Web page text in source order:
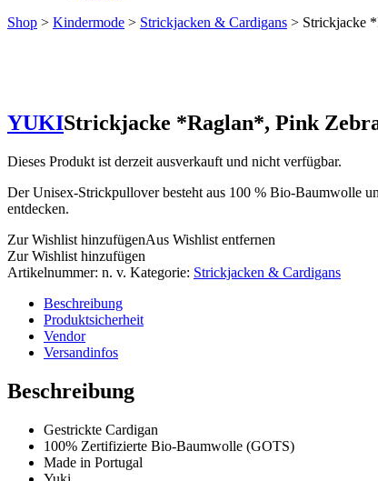
Shop > Kindermode > Strickjacken & Cardigans > Strickjacke
YUKIStrickjacke *Raglan*, Pink
Dieses Produkt ist derzeit ausverkauft und nicht verfügbar.
Der Unisex-Strickpullover besteht aus 100 % Bio-Baumwolle
entdecken.
Zur Wishlist hinzufügenAus Wishlist entfernen
Zur Wishlist hinzufügen
Artikelnummer: n. v. Kategorie: Strickjacken & Cardigans
Beschreibung
Produktsicherheit
Vendor
Versandinfos
Beschreibung
Gestrickte Cardigan
100% Zertifizierte Bio-Baumwolle (GOTS)
Made in Portugal